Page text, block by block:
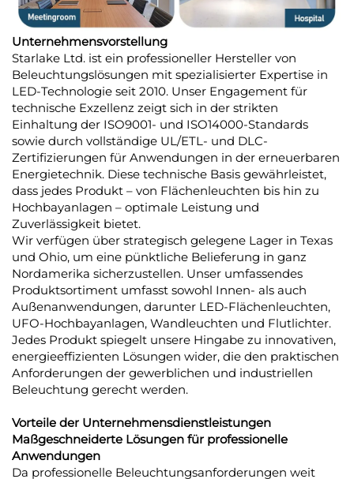
Unternehmensvorstellung
Starlake Ltd. ist ein professioneller Hersteller von
Beleuchtungslösungen mit spezialisierter Expertise in
LED-Technologie seit 2010. Unser Engagement für
technische Exzellenz zeigt sich in der strikten
Einhaltung der ISO9001- und ISO14000-Standards
sowie durch vollständige UL/ETL- und DLC-
Zertifizierungen für Anwendungen in der erneuerbaren
Energietechnik. Diese technische Basis gewährleistet,
dass jedes Produkt – von Flächenleuchten bis hin zu
Hochbayanlagen – optimale Leistung und
Zuverlässigkeit bietet.
Wir verfügen über strategisch gelegene Lager in Texas
und Ohio, um eine pünktliche Belieferung in ganz
Nordamerika sicherzustellen. Unser umfassendes
Produktsortiment umfasst sowohl Innen- als auch
Außenanwendungen, darunter LED-Flächenleuchten,
UFO-Hochbayanlagen, Wandleuchten und Flutlichter.
Jedes Produkt spiegelt unsere Hingabe zu innovativen,
energieeffizienten Lösungen wider, die den praktischen
Anforderungen der gewerblichen und industriellen
Beleuchtung gerecht werden.
Vorteile der Unternehmensdienstleistungen
Maßgeschneiderte Lösungen für professionelle
Anwendungen
Da professionelle Beleuchtungsanforderungen weit